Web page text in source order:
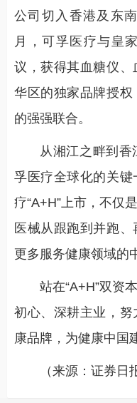
公司切入香港及东
月，可孚医疗与皇
议，获得其血糖仪
华区的独家品牌授
的强强联合。
从湘江之畔到
孚医疗全球化的关
疗“A+H”上市，不仅
医械从跟跑到并跑
更多服务健康领域的
站在“A+H”双资
初心、深耕主业，
康品牌，为健康中国
（来源：证券日